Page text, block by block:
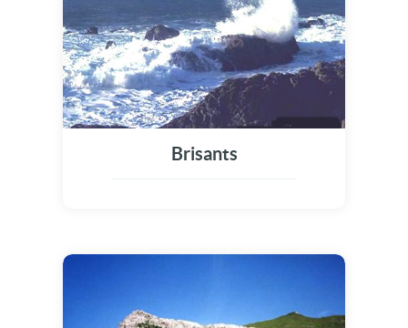
Brisants